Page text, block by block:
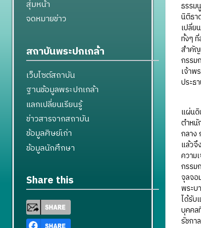
ธรรม
นิติธา
เปลี่ย
ทั้งๆ
สำคัญ
กรรม
เจ้าพ
ประธ
เจ้
แผ่นดิ
ตำหนั
กลาง
แล้วจึ
ความ
กรรม
จุลจอ
พระบ
ได้รับ
บุคคล
รัชกา
สุ่มหน้า
จดหมายข่าว
สถาบันพระปกเกล้า
เว็บไซต์สถาบัน
ฐานข้อมูลพระปกเกล้า
แลกเปลี่ยนเรียนรู้
ข่าวสารจากสถาบัน
ข้อมูลศิษย์เก่า
ข้อมูลนักศึกษา
Share this